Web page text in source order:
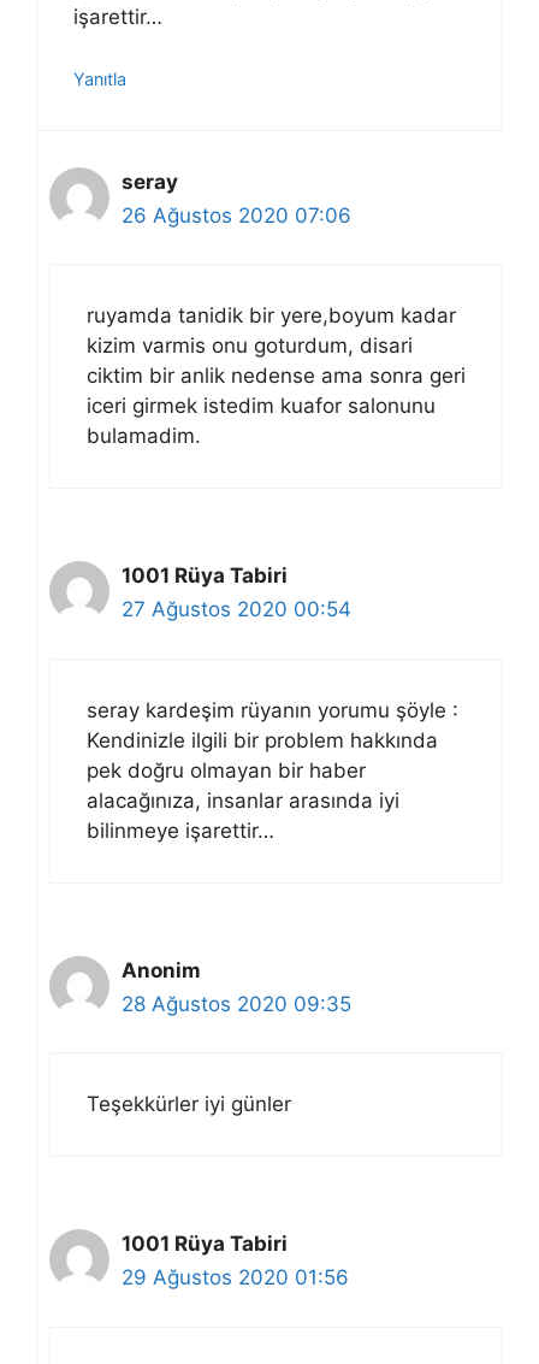
işarettir…
Yanıtla
seray
26 Ağustos 2020 07:06
ruyamda tanidik bir yere,boyum kadar
kizim varmis onu goturdum, disari
ciktim bir anlik nedense ama sonra geri
iceri girmek istedim kuafor salonunu
bulamadim.
1001 Rüya Tabiri
27 Ağustos 2020 00:54
seray kardeşim rüyanın yorumu şöyle :
Kendinizle ilgili bir problem hakkında
pek doğru olmayan bir haber
alacağınıza, insanlar arasında iyi
bilinmeye işarettir…
Anonim
28 Ağustos 2020 09:35
Teşekkürler iyi günler
1001 Rüya Tabiri
29 Ağustos 2020 01:56